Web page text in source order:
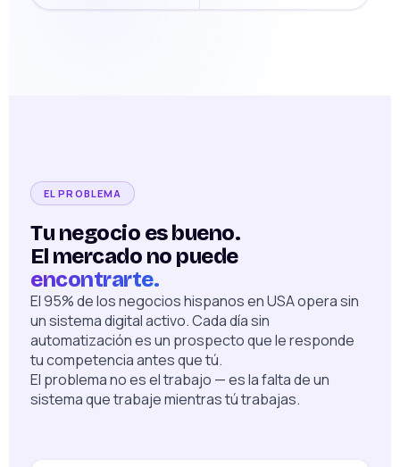
EL PROBLEMA
Tu negocio es bueno.
El mercado no puede
encontrarte.
El 95% de los negocios hispanos en USA opera sin
un sistema digital activo. Cada día sin
automatización es un prospecto que le responde
tu competencia antes que tú.
El problema no es el trabajo — es la falta de un
sistema que trabaje mientras tú trabajas.